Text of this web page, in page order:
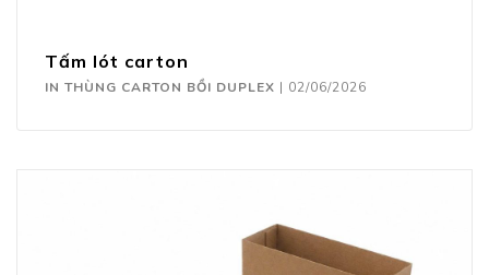
Tấm lót carton
IN THÙNG CARTON BỒI DUPLEX | 02/06/2026